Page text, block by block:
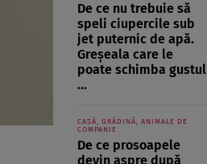
De ce nu trebuie să
speli ciupercile sub
jet puternic de apă.
Greșeala care le
poate schimba gustul
...
CASĂ, GRĂDINĂ, ANIMALE DE
COMPANIE
De ce prosoapele
devin aspre după